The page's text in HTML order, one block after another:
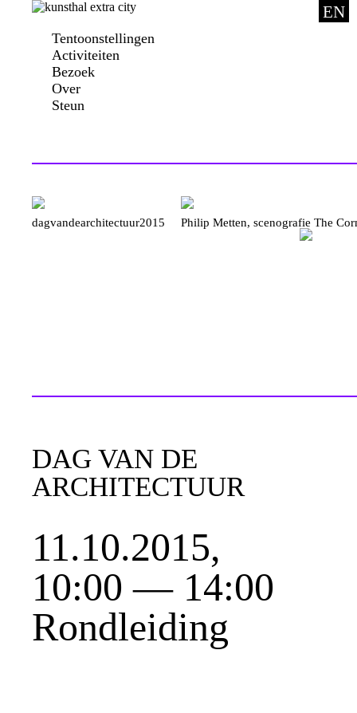
Tentoonstellingen
Activiteiten
Bezoek
Over
Steun
EN
dagvandearchitectuur2015 Philip Metten, scenografie The
DAG VAN DE
ARCHITECTUUR
11.10.2015,
10:00 — 14:00
Rondleiding